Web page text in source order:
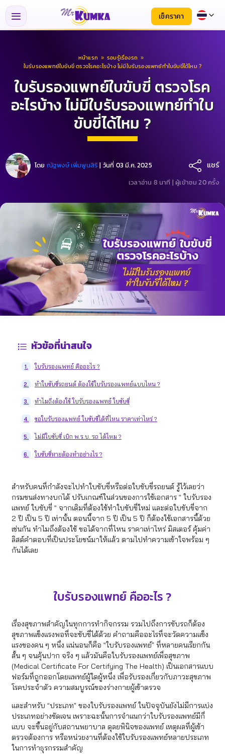
เช็คราคา
หน้าแรก » รอบรู้เรื่องรถ »
ใบรับรองแพทย์ใบขับขี่ ตรวจโรคอะไรบ้าง ไม่มีใบรับรองแพทย์ทำใบขับขี่ได้ไหม ?
ใบรับรองแพทย์ใบขับขี่ ตรวจโรค
อะไรบ้าง ไม่มีใบรับรองแพทย์ทำใบ
ขับขี่ได้ไหม ?
โดย ณัฐพงษ์ เพิ่มพูนสิริ| วันที่ 03 มี.ค. 2025 แชร์
เวลาอ่าน 8 นาที | ผู้เข้าชม 20 ครั้ง
หัวข้อที่น่าสนใจ
1. ใบรับรองแพทย์ คืออะไร ?
2. ทำใบขับขี่รถยนต์ ต้องใช้ใบรับรองแพทย์แบบไหน ?
3. ทำไมถึงต้องใช้ ใบรับรองแพทย์ ใบขับขี่
4. ขอใบรับรองแพทย์ ใบขับขี่ได้ที่ไหน ราคาเท่าไหร่ ?
5. ไม่มีใบขับขี่ เบิก พ.ร.บ. รถ ได้ไหม ?
6. ใบขับขี่หายต้องทําอย่างไร ?
สำหรับคนที่กำลังจะไปทําใบขับขี่หรือต่อใบขับขี่รถยนต์ รู้ไว้เลยว่า
กรมขนส่งทางบกได้ ปรับเกณฑ์ในส่วนของการใช้เอกสาร “ ใบรับรอง
แพทย์ ใบขับขี่ “ จากเดิมที่ต้องใช้ทำใบขับขี่ใหม่ และต่อใบขับขี่จาก
2 ปี เป็น 5 ปี เท่านั้น ตอนนี้จาก 5 ปี เป็น 5 ปี ก็ต้องใช้เอกสารนี้ด้วย
เช่นกัน ทำไมถึงต้องใช้ ขอได้จากที่ไหน ราคาเท่าไหร่ มิสเตอร์ คุ้มค่า
ลิสต์คำตอบที่เป็นประโยชน์มาให้แล้ว ตามไปทำความเข้าใจพร้อม ๆ
กันได้เลย
ใบรับรองแพทย์ คืออะไร ?
เรื่องสุขภาพสำคัญในทุกการทำกิจกรรม รวมไปถึงการขับรถก็ต้อง
สุขภาพแข็งแรงพอที่จะขับขี่ได้ด้วย คำถามคืออะไรที่จะวัดความแข็ง
แรงของคน ๆ หนึ่ง แน่นอนก็คือ “ใบรับรองแพทย์” ที่หลายคนเรียกกัน
สั้น ๆ จนคุ้นปาก จริง ๆ แล้วมันคือใบรับรองแพทย์เพื่อสุขภาพ
(Medical Certificate For Certifying The Health) เป็นเอกสารแบบ
ฟอร์มที่ถูกออกโดยแพทย์ผู้ใดผู้หนึ่ง เพื่อรับรองเกี่ยวกับภาวะสุขภาพ
โรคประจำตัว ความสมบูรณ์ของร่างกายผู้เข้าตรวจ
และสำหรับ “ประเภท” ของใบรับรองแพทย์ ในปัจจุบันยังไม่มีการแบ่ง
ประเภทอย่างชัดเจน เพราะฉะนั้นการจำแนกว่าใบรับรองแพทย์มีกี่
แบบ จะขึ้นอยู่กับสถานพยาบาล ดุลยพินิจของแพทย์ เหตุผลที่ผู้เข้า
ตรวจต้องการ หรือหน่วยงานที่ต้องใช้ใบรับรองแพทย์หลายประเภท
ในการทำธุรกรรมสำคัญ